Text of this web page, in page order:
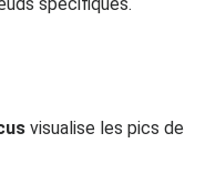
visualise les pics de